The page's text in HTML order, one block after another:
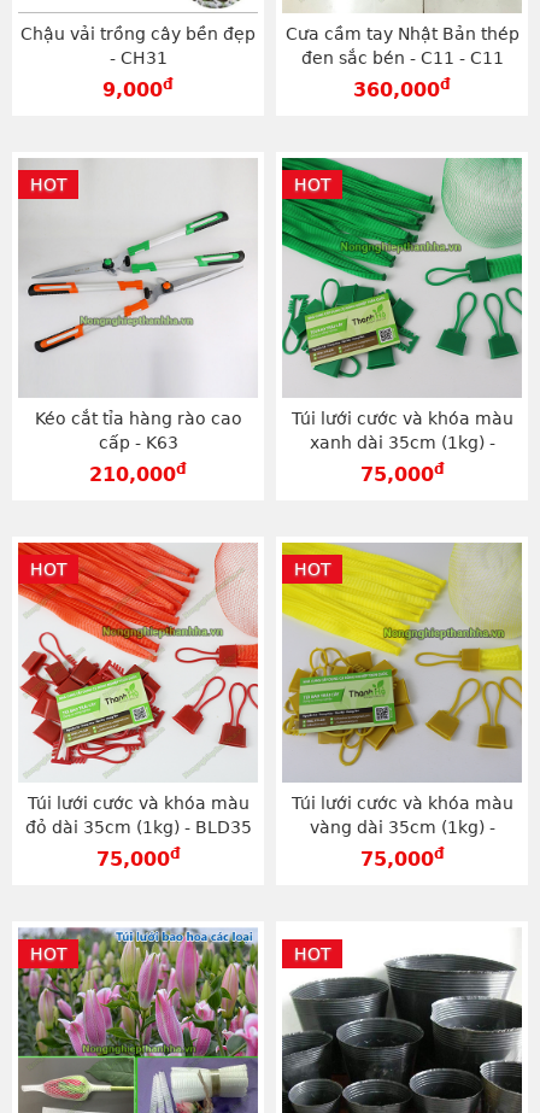
Chậu vải trồng cây bền đẹp
- CH31
9,000đ
Cưa cầm tay Nhật Bản thép
đen sắc bén - C11 - C11
360,000đ
Kéo cắt tỉa hàng rào cao
cấp - K63
210,000đ
HOT
Túi lưới cước và khóa màu
xanh dài 35cm (1kg) -
BLX35
75,000đ
HOT
Túi lưới cước và khóa màu
đỏ dài 35cm (1kg) - BLD35
75,000đ
HOT
Túi lưới cước và khóa màu
vàng dài 35cm (1kg) -
BLV35
75,000đ
HOT
HOT HOT